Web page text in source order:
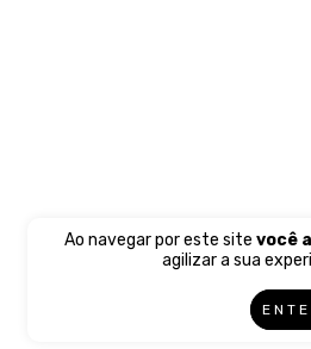
Ao navegar por este sitevocê
agilizar a sua